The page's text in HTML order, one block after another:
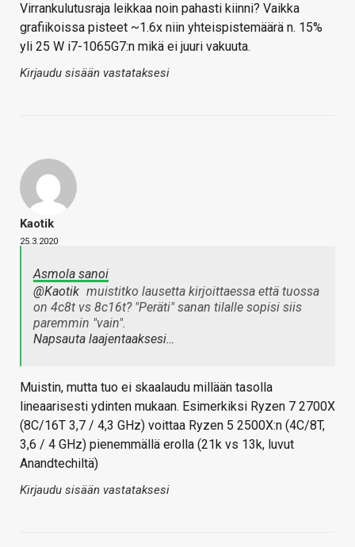
Virrankulutusraja leikkaa noin pahasti kiinni? Vaikka
grafiikoissa pisteet ~1.6x niin yhteispistemäärä n. 15%
yli 25 W i7-1065G7:n mikä ei juuri vakuuta.
Kirjaudu sisään vastataksesi
Kaotik
25.3.2020
Asmola sanoi
@Kaotik muistitko lausetta kirjoittaessa että tuossa
on 4c8t vs 8c16t? "Peräti" sanan tilalle sopisi siis
paremmin "vain".
Napsauta laajentaaksesi…
Muistin, mutta tuo ei skaalaudu millään tasolla
lineaarisesti ydinten mukaan. Esimerkiksi Ryzen 7 2700X
(8C/16T 3,7 / 4,3 GHz) voittaa Ryzen 5 2500X:n (4C/8T,
3,6 / 4 GHz) pienemmällä erolla (21k vs 13k, luvut
Anandtechiltä)
Kirjaudu sisään vastataksesi